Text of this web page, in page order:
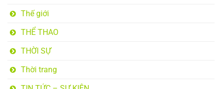
Thế giới
THỂ THAO
THỜI SỰ
Thời trang